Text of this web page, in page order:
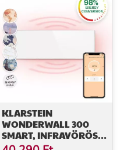
KLARSTEIN
WONDERWALL 300
SMART, INFRAVÖRÖS
HŐSUGÁRZÓ, 30 X 100